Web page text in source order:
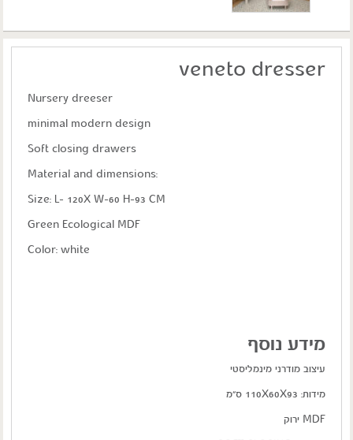
veneto dresser
Nursery dreeser
minimal modern design
Soft closing drawers
:Material and dimensions
Size: L- 120X W-60 H-93 CM
Green Ecological MDF
מידע נוסף
עיצוב מודרני מינמליסטי
מידות: 110X60X93 ס"מ
MDF ירוק